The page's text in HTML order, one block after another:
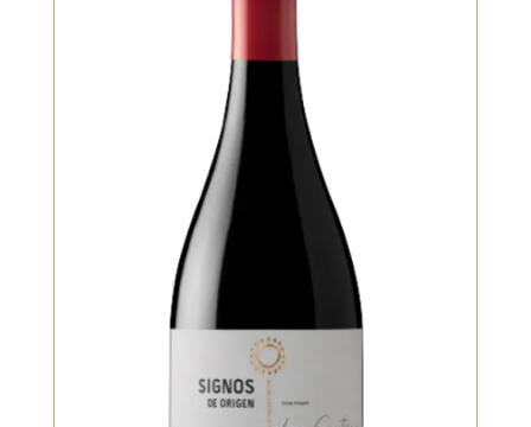
Bio, Rouge, Vieilli en fût de chêne
Un assemblage à la manière des
grands vins du sud, mais avec la
signature chilienne. Arômes de fraise
mûre, de garrigue, de poivre noir et de
prune. La bouche est ample,
chaleureuse, avec une belle
profondeur et des tanins soyeux.
Finale complexe, mêlant fruits rouges
et épices